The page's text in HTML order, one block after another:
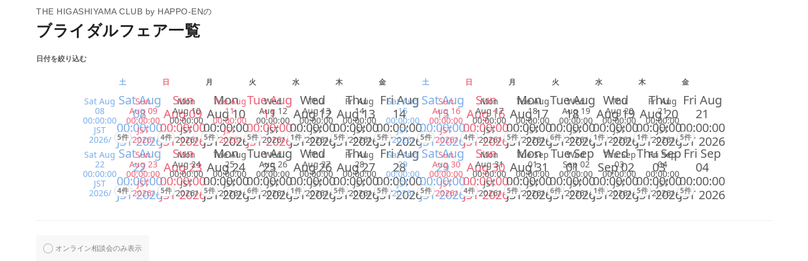
THE HIGASHIYAMA CLUB by HAPPO-ENの
ブライダルフェア一覧
日付を絞り込む
土 日 月 火 水 木 金 土 日 月 火 水 木 金
Sat Aug
08
00:00:00
JST
2026/
Sat Aug
08
00:00:00
JST 2026
5件
Sun
Aug 09
00:00:00
JST
2026/
Sun
Aug 09
00:00:00
JST 2026
4件
Mon
Aug 10
00:00:00
JST
2026/
Mon
Aug 10
00:00:00
JST 2026
5件
Tue Aug
11
00:00:00
JST
2026/
Tue Aug
11
00:00:00
JST 2026
5件
Wed
Aug 12
00:00:00
JST
2026/
Wed
Aug 12
00:00:00
JST 2026
1件
Thu
Aug 13
00:00:00
JST
2026/
Thu
Aug 13
00:00:00
JST 2026
5件
Fri Aug
14
00:00:00
JST
2026/
Fri Aug
14
00:00:00
JST 2026
5件
Sat Aug
15
00:00:00
JST
2026/
Sat Aug
15
00:00:00
JST 2026
5件
Sun
Aug 16
00:00:00
JST
2026/
Sun
Aug 16
00:00:00
JST 2026
4件
Mon
Aug 17
00:00:00
JST
2026/
Mon
Aug 17
00:00:00
JST 2026
5件
Tue Aug
18
00:00:00
JST
2026/
Tue Aug
18
00:00:00
JST 2026
6件
Wed
Aug 19
00:00:00
JST
2026/
Wed
Aug 19
00:00:00
JST 2026
1件
Thu
Aug 20
00:00:00
JST
2026/
Thu
Aug 20
00:00:00
JST 2026
1件
Fri Aug
21
00:00:00
JST
2026/
Fri Aug
21
00:00:00
JST 2026
5件
Sat Aug
22
00:00:00
JST
2026/
Sat Aug
22
00:00:00
JST 2026
4件
Sun
Aug 23
00:00:00
JST
2026/
Sun
Aug 23
00:00:00
JST 2026
5件
Mon
Aug 24
00:00:00
JST
2026/
Mon
Aug 24
00:00:00
JST 2026
5件
Tue Aug
25
00:00:00
JST
2026/
Tue Aug
25
00:00:00
JST 2026
6件
Wed
Aug 26
00:00:00
JST
2026/
Wed
Aug 26
00:00:00
JST 2026
1件
Thu
Aug 27
00:00:00
JST
2026/
Thu
Aug 27
00:00:00
JST 2026
5件
Fri Aug
28
00:00:00
JST
2026/
Fri Aug
28
00:00:00
JST 2026
5件
Sat Aug
29
00:00:00
JST
2026/
Sat Aug
29
00:00:00
JST 2026
5件
Sun
Aug 30
00:00:00
JST
2026/
Sun
Aug 30
00:00:00
JST 2026
4件
Mon
Aug 31
00:00:00
JST
2026/
Mon
Aug 31
00:00:00
JST 2026
5件
Tue Sep
01
00:00:00
JST
2026/
Tue Sep
01
00:00:00
JST 2026
6件
Wed
Sep 02
00:00:00
JST
2026/
Wed
Sep 02
00:00:00
JST 2026
1件
Thu Sep
03
00:00:00
JST
2026/
Thu Sep
03
00:00:00
JST 2026
5件
Fri Sep
04
00:00:00
JST
2026/
Fri Sep
04
00:00:00
JST 2026
5件
オンライン相談会のみ表示